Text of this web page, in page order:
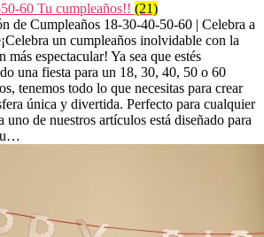
60 Tu cumpleaños!! (21)
de Cumpleaños 18-30-40-50-60 | Celebra a
un cumpleaños inolvidable con la
más espectacular! Ya sea que estés
una fiesta para un 18, 30, 40, 50 o 60
tenemos todo lo que necesitas para crear
única y divertida. Perfecto para cualquier
uno de nuestros artículos está diseñado para